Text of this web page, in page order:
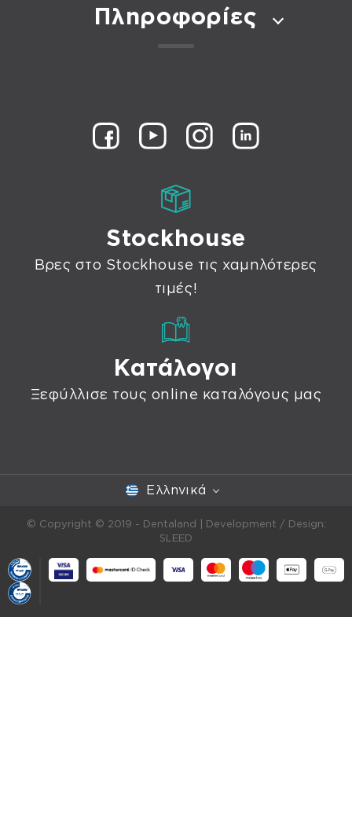
Πληροφορίες
Stockhouse
Βρες στο Stockhouse τις χαμηλότερες
τιμές!
Κατάλογοι
Ξεφύλλισε τους online καταλόγους μας
Ελληνικά
© Copyright © 2019 - Dentaland |
Development / Design:
SLEED